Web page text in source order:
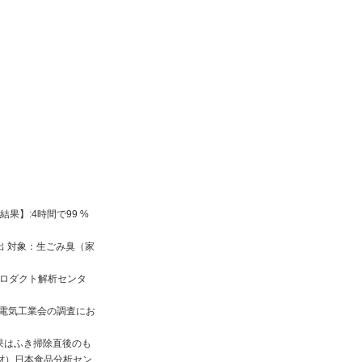
果】:4時間で99 %
対象：生ごみ臭（家
ダクト解析センタ
気工業会の調査にお
ふき掃除直後のも
）日本食品分析セン